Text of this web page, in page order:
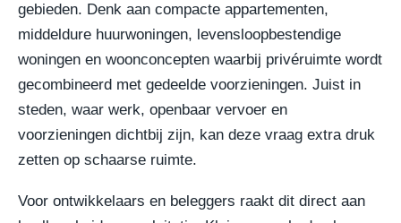
gebieden. Denk aan compacte appartementen,
middeldure huurwoningen, levensloopbestendige
woningen en woonconcepten waarbij privéruimte wordt
gecombineerd met gedeelde voorzieningen. Juist in
steden, waar werk, openbaar vervoer en
voorzieningen dichtbij zijn, kan deze vraag extra druk
zetten op schaarse ruimte.
Voor ontwikkelaars en beleggers raakt dit direct aan